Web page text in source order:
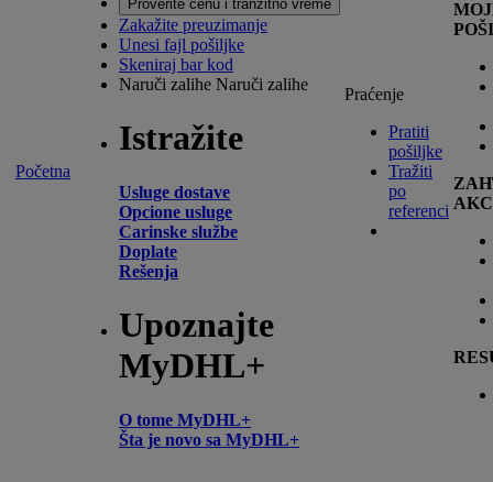
Početna
Proverite cenu i tranzitno vreme
Zakažite preuzimanje
Unesi fajl pošiljke
Skeniraj bar kod
Naruči zalihe Naruči zalihe
Istražite
Usluge dostave
Opcione usluge
Carinske službe
Doplate
Rešenja
Upoznajte
MyDHL+
O tome MyDHL+
Šta je novo sa MyDHL+
Praćenje
Pratiti
pošiljke
Tražiti
po
referenci